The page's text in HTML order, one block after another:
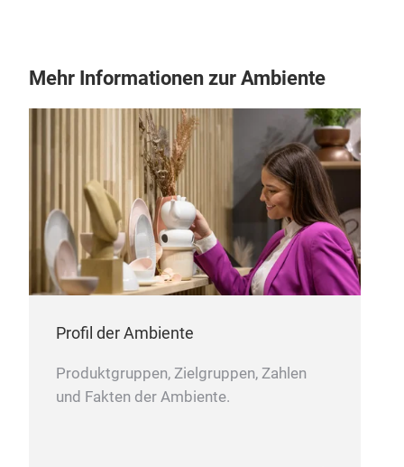
Mehr Informationen zur Ambiente
Profil der Ambiente
Produktgruppen, Zielgruppen, Zahlen
und Fakten der Ambiente.